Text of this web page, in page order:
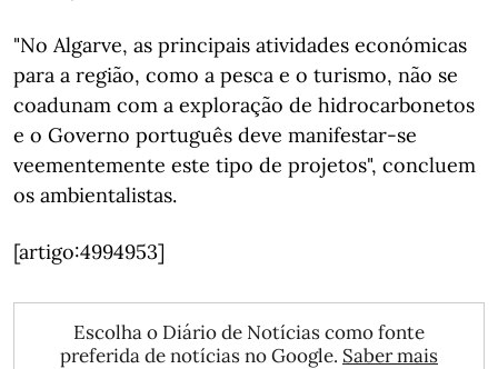
"No Algarve, as principais atividades económicas
para a região, como a pesca e o turismo, não se
coadunam com a exploração de hidrocarbonetos
e o Governo português deve manifestar-se
veementemente este tipo de projetos", concluem
os ambientalistas.
[artigo:4994953]
Escolha o Diário de Notícias como fonte
preferida de notícias no Google. Saber mais